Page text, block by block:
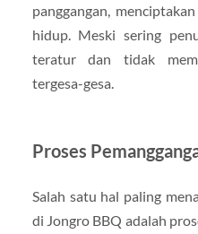
panggangan,
hidup. Meski sering
teratur dan tidak
tergesa-gesa.
Proses
Salah satu hal paling
di Jongro BBQ adalah